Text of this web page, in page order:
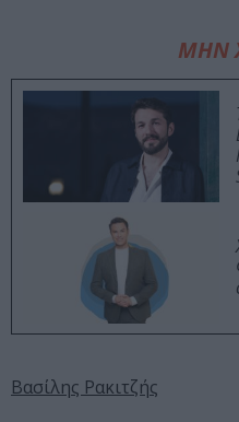
ΜΗΝ
Βασίλης Ρακιτζής